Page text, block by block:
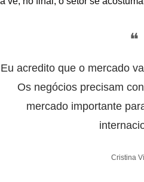
❝
Eu acredito que o mercado
Os negócios precisam
mercado importante
Cristina